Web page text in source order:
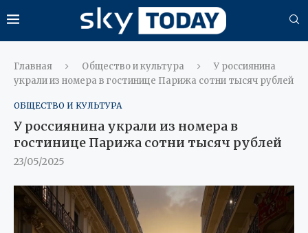
Главная Общество и культура
У россиянина
украли из номера в гостинице Парижа сотни тысяч рублей
ОБЩЕСТВО И КУЛЬТУРА
У россиянина украли из номера в
гостинице Парижа сотни тысяч рублей
23/05/2025